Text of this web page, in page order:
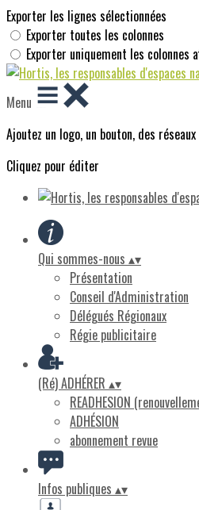
Exporter les lignes sélectionnées
Exporter toutes les colonnes
Exporter uniquement les colonnes
Menu
Ajoutez un logo, un bouton, des
Cliquez pour éditer
Qui sommes-nous ▴▾
Présentation
Conseil d'Administration
Délégués Régionaux
Régie publicitaire
(Ré) ADHÉRER ▴▾
READHESION
ADHÉSION
abonnement revue
Infos publiques ▴▾